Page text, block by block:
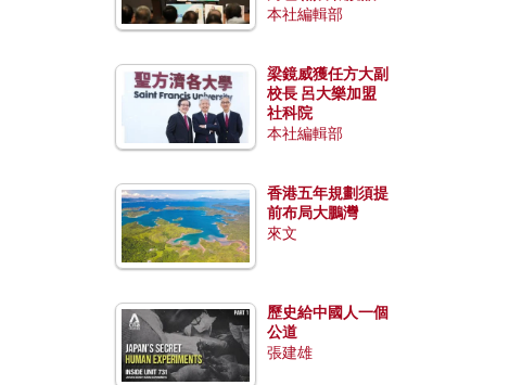
包袱少
本社編輯部
梁鏡威獲任方大副
校長 呂大樂加盟
社科院
本社編輯部
香港五年規劃須提
前布局大鵬灣
來文
歷史給中國人一個
公道
張建雄